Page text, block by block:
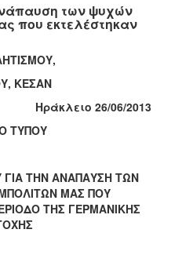
των ψυχών
που εκτελέστηκαν
ΚΕΣΑΝ
Ηράκλειο 26/06/2013
ΤΥΠΟΥ
ΤΗΝ ΑΝΑΠΑΥΣΗ ΤΩΝ
ΜΑΣ ΠΟΥ
ΤΗΣ ΓΕΡΜΑΝΙΚΗΣ